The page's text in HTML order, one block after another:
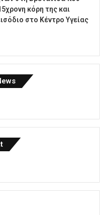
κόρη της και
στο Κέντρο Υγείας